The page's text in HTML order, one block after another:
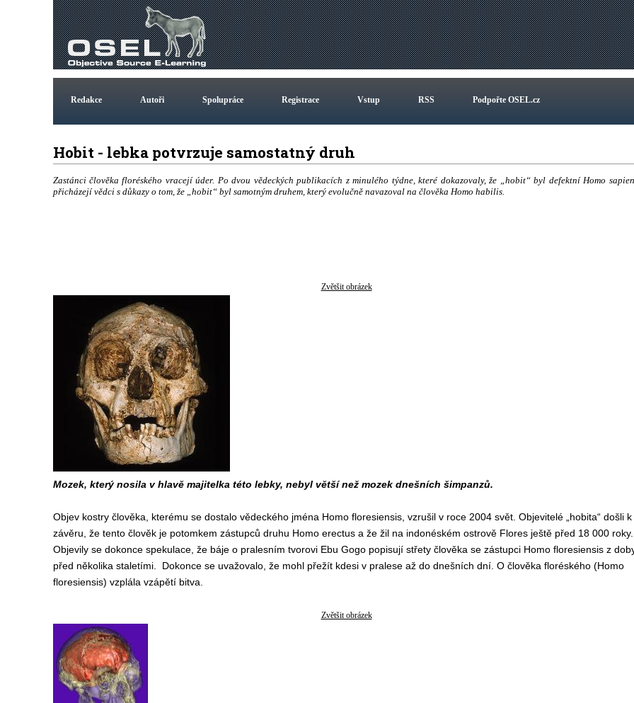
Redakce Autoři Spolupráce Registrace Vstup RSS Podpořte OSEL.cz
Hobit - lebka potvrzuje samostatný druh
Zastánci člověka floréského vracejí úder. Po dvou vědeckých publikacích z minulého týdne, které dokazovaly, že „hobit“ byl defektní Homo
přicházejí vědci s důkazy o tom, že „hobit“ byl samotným druhem, který evolučně navazoval na člověka Homo habilis.
Zvětšit obrázek
Mozek, který nosila v hlavě majitelka této lebky, nebyl větší než mozek dnešních šimpanzů.
Objev kostry člověka, kterému se dostalo vědeckého jména Homo floresiensis, vzrušil v roce 2004 svět. Objevitelé „hobita“ došli k
závěru, že tento člověk je potomkem zástupců druhu Homo erectus a že žil na indonéském ostrově Flores ještě před 18 000 roky.
Objevily se dokonce spekulace, že báje o pralesním tvorovi Ebu Gogo popisují střety člověka se zástupci Homo floresiensis z
před několika staletími. Dokonce se uvažovalo, že mohl přežít kdesi v pralese až do dnešních dní. O člověka floréského (Homo
floresiensis) vzplála vzápětí bitva.
Zvětšit obrázek